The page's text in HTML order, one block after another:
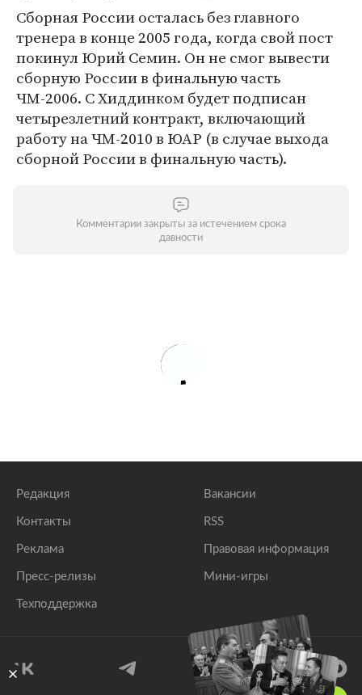
Cборная России осталась без главного
тренера в конце 2005 года, когда свой пост
покинул Юрий Семин. Он не смог вывести
сборную России в финальную часть
ЧМ-2006. С Хиддинком будет подписан
четырезлетний контракт, включающий
работу на ЧМ-2010 в ЮАР (в случае выхода
сборной России в финальную часть).
Комментарии закрыты за истечением срока
давности
Редакция
Контакты
Реклама
Пресс-релизы
Техподдержка
Вакансии
RSS
Правовая информация
Мини-игры